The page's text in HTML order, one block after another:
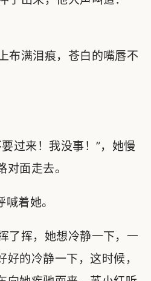
布满泪痕，苍白的嘴唇不
过来！我没事！”，她慢
面走去。
着她。
了挥，她想冷静一下，一
的冷静一下，这时候，